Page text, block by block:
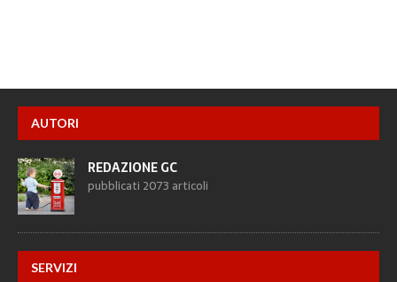
AUTORI
REDAZIONE GC
pubblicati 2073 articoli
SERVIZI